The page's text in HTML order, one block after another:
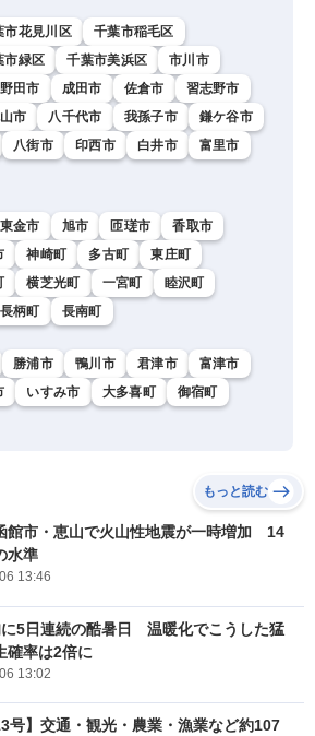
市花見川区
千葉市稲毛区
市緑区 千葉市美浜区
市川市
野田市 成田市 佐倉市
習志野市
市 八千代市 我孫子市
鎌ケ谷市
八街市 印西市 白井市
富里市
東金市 旭市 匝瑳市
香取市
神崎町 多古町
東庄町
横芝光町 一宮町
睦沢町
長柄町 長南町
勝浦市 鴨川市 君津市
富津市
いすみ市 大多喜町
御宿町
もっと読む
館市・恵山で火山性地震が一時増加 14
水準
13:46
5日連続の酷暑日 温暖化でこうした猛
確率は2倍に
13:02
号】交通・観光・農業・漁業など約107